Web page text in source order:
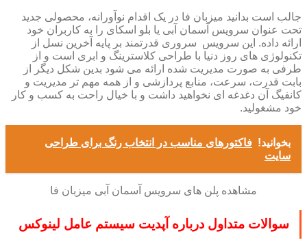
جالب است بدانید میزبان فا در یک اقدام نوآورانه، محصولی جدید
تحت عنوان سرویس آسمان آبی یا بلو اسکای را به کاربران خود
ارائه داده. این سرویس سروری قدرتمند بر پایه آخرین نسل از
تکنولوژی های روز دنیا با طراحی کلاسترینگ و ابری است و از
طرفی به صورت مدیریت شده ارائه می شود بدین شکل دیگر از
بابت قدرت، سرعت، منابع پردازشی و از همه مهم تر مدیریت و
کانفیگ آن دغدغه ای نخواهید داشت و با خیال راحت به کسب و کار
خود مشغولید.
بخوانید! فاکتورهای مناسب در انتخاب رنگ برای طراحی
سایت
مشاهده پلن های سرویس آسمان آبی میزبان فا
سوالات متداول درباره آپدیت سیستم عامل لینوکس